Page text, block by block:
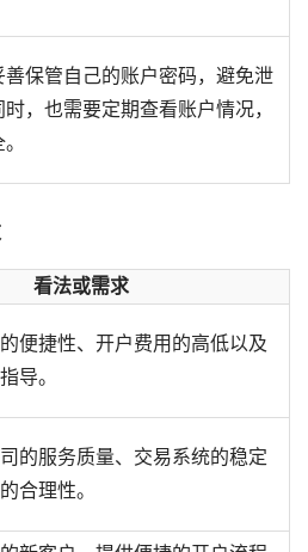
保管自己的账户密码，避免泄
，也需要定期查看账户情况，
看法或需求
便捷性、开户费用的高低以及
导。
的服务质量、交易系统的稳定
合理性。